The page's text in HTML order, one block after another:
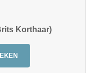
Korthaar)